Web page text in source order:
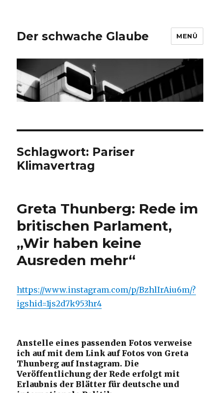
Der schwache Glaube MENÜ
Schlagwort: Pariser
Klimavertrag
Greta Thunberg: Rede im
britischen Parlament,
„Wir haben keine
Ausreden mehr“
https://www.instagram.com/p/BzhlIrAiu6m/?
igshid=1js2d7k953hr4
Anstelle eines passenden Fotos verweise
ich auf mit dem Link auf Fotos von Greta
Thunberg auf Instagram. Die
Veröffentlichung der Rede erfolgt mit
Erlaubnis der Blätter für deutsche und